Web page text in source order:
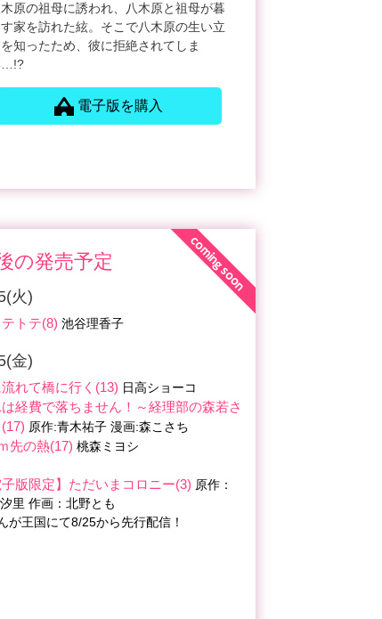
木原の祖母に誘われ、八木原と祖母が暮
す家を訪れた絃。そこで八木原の生い立
知ったため、彼に拒絶されてしま
…!?
電子版を購入
coming soon
の発売予定
火)
トテ(8) 池谷理香子
金)
流れて橋に行く(13) 日高ショーコ
は経費で落ちません！～経理部の森若さ
原作:青木祐子 漫画:森こさち
先の熱(17) 桃森ミヨシ
子版限定】ただいまコロニー(3) 原作：
里 作画：北野とも
が王国にて8/25から先行配信！